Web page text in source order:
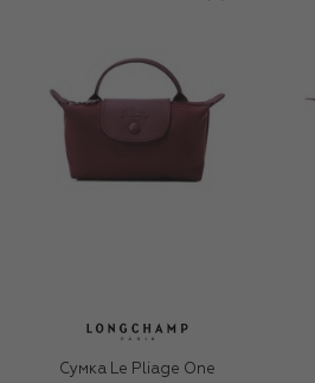
Сумка Le Pliage One